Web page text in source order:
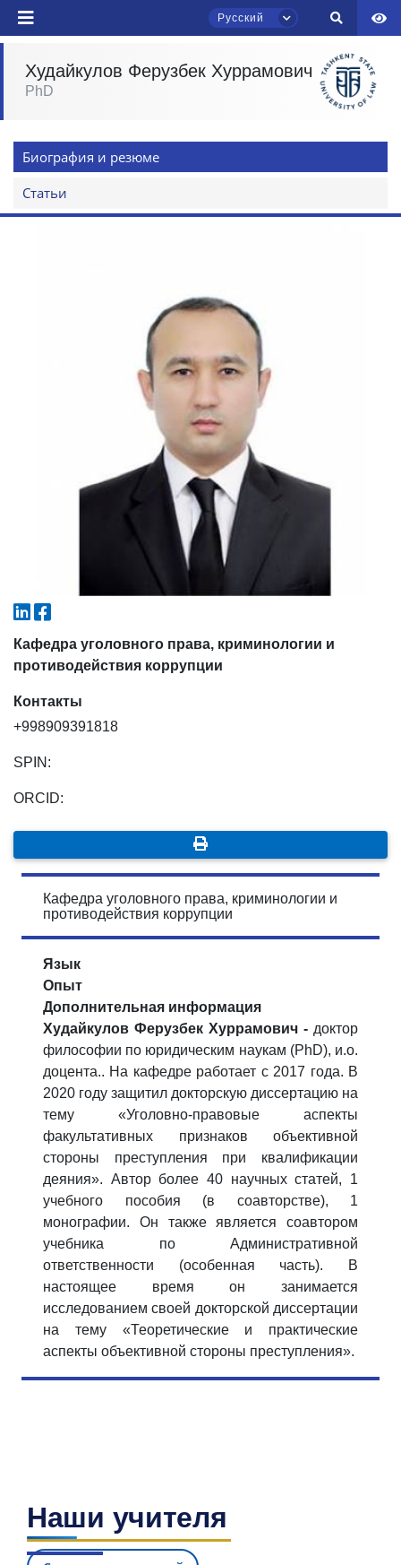
Русский
Худайкулов Ферузбек Хуррамович
PhD
Биография и резюме
Статьи
Кафедра уголовного права, криминологии и
противодействия коррупции
Контакты
+998909391818
SPIN:
ORCID:
Кафедра уголовного права, криминологии и
противодействия коррупции
Язык
Опыт
Дополнительная информация
Худайкулов Ферузбек Хуррамович - доктор
философии по юридическим наукам (PhD), и.о.
доцента.. На кафедре работает с 2017 года. В
2020 году защитил докторскую диссертацию на
тему «Уголовно-правовые аспекты
факультативных признаков объективной
стороны преступления при квалификации
деяния». Автор более 40 научных статей, 1
учебного пособия (в соавторстве), 1
монографии. Он также является соавтором
учебника по Административной
ответственности (особенная часть). В
настоящее время он занимается
исследованием своей докторской диссертации
на тему «Теоретические и практические
аспекты объективной стороны преступления».
Наши учителя
Здравствуйте! Добро пожаловать в чат
3. Собеседование (бакалавр) (8)
4. Собеседование (магистр) (5)
7. Колл-центр (4)
8. Квота (бакалавриат) (1)
✉️ Написать администратору